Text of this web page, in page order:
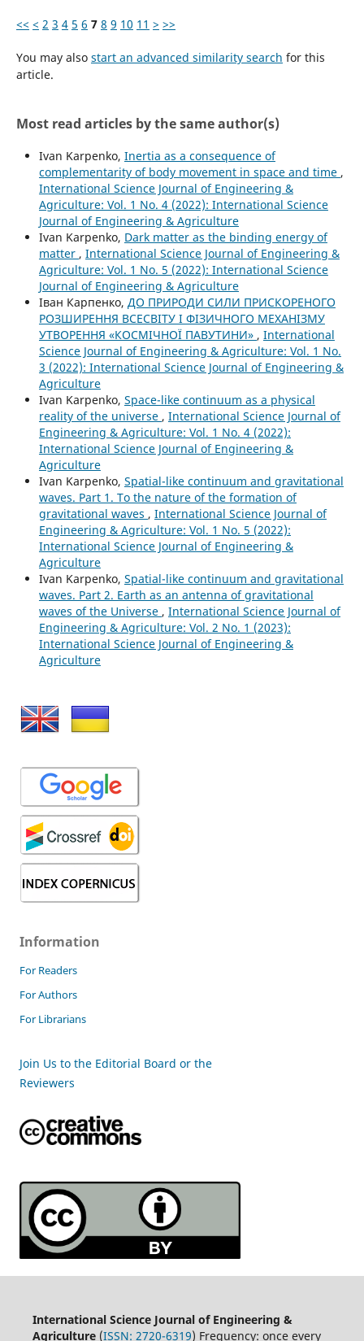
<< < 2 3 4 5 6 7 8 9 10 11 > >>
You may also start an advanced similarity search for this
article.
Most read articles by the same author(s)
Ivan Karpenko, Inertia as a consequence of
complementarity of body movement in space and time ,
International Science Journal of Engineering &
Agriculture: Vol. 1 No. 4 (2022): International Science
Journal of Engineering & Agriculture
Ivan Karpenko, Dark matter as the binding energy of
matter , International Science Journal of Engineering &
Agriculture: Vol. 1 No. 5 (2022): International Science
Journal of Engineering & Agriculture
Іван Карпенко, ДО ПРИРОДИ СИЛИ ПРИСКОРЕНОГО
РОЗШИРЕННЯ ВСЕСВІТУ І ФІЗИЧНОГО МЕХАНІЗМУ
УТВОРЕННЯ «КОСМІЧНОЇ ПАВУТИНИ» , International
Science Journal of Engineering & Agriculture: Vol. 1 No.
3 (2022): International Science Journal of Engineering &
Agriculture
Ivan Karpenko, Space-like continuum as a physical
reality of the universe , International Science Journal of
Engineering & Agriculture: Vol. 1 No. 4 (2022):
International Science Journal of Engineering &
Agriculture
Ivan Karpenko, Spatial-like continuum and gravitational
waves. Part 1. To the nature of the formation of
gravitational waves , International Science Journal of
Engineering & Agriculture: Vol. 1 No. 5 (2022):
International Science Journal of Engineering &
Agriculture
Ivan Karpenko, Spatial-like continuum and gravitational
waves. Part 2. Earth as an antenna of gravitational
waves of the Universe , International Science Journal of
Engineering & Agriculture: Vol. 2 No. 1 (2023):
International Science Journal of Engineering &
Agriculture
Information
For Readers
For Authors
For Librarians
Join Us to the Editorial Board or the
Reviewers
International Science Journal of Engineering &
Agriculture(ISSN: 2720-6319) Frequency: once every